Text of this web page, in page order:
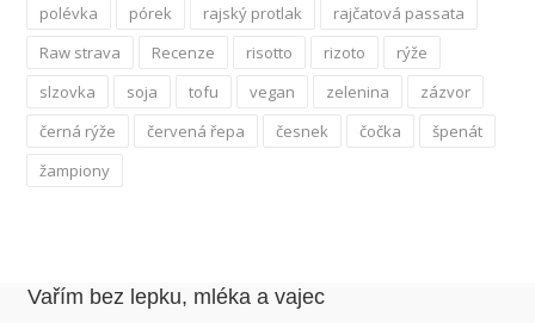
polévka
pórek rajský protlak
rajčatová passata
Raw strava
Recenze risotto rizoto
rýže
slzovka
soja tofu vegan zelenina
zázvor
černá rýže
červená řepa česnek čočka
špenát
žampiony
Vařím bez lepku, mléka a vajec